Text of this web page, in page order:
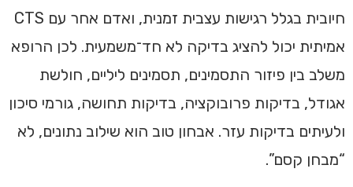
חיובית בגלל רגישות עצבית זמנית, ואדם אחר עם CTS
אמיתית יכול להציג בדיקה לא חד־משמעית. לכן הרופא
משלב בין פיזור התסמינים, תסמינים ליליים, חולשת
אגודל, בדיקות פרובוקציה, בדיקות תחושה, גורמי סיכון
ולעיתים בדיקות עזר. אבחון טוב הוא שילוב נתונים, לא
“מבחן קסם”.